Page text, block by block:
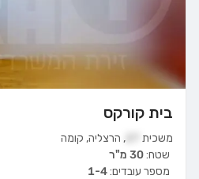
בית קורקס
משכית , הרצליה, קומה
שטח:30 מ"ר
מספר עובדים:1-4